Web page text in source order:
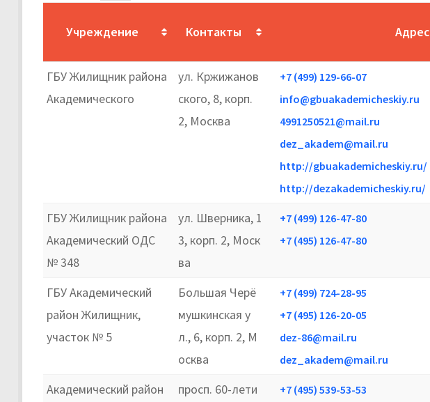
Учреждение Контакты Адрес
ГБУ Жилищник района
Академического
ул. Кржижанов
ского, 8, корп.
2, Москва
+7 (499) 129-66-07
info@gbuakademicheskiy.ru
4991250521@mail.ru
dez_akadem@mail.ru
http://gbuakademicheskiy.ru/
http://dezakademicheskiy.ru/
ГБУ Жилищник района
Академический ОДС
№ 348
ул. Шверника, 1
3, корп. 2, Моск
ва
+7 (499) 126-47-80
+7 (495) 126-47-80
ГБУ Академический
район Жилищник,
участок № 5
Большая Черё
мушкинская у
л., 6, корп. 2, М
осква
+7 (499) 724-28-95
+7 (495) 126-20-05
dez-86@mail.ru
dez_akadem@mail.ru
Академический район
просп. 60-лети
+7 (495) 539-53-53